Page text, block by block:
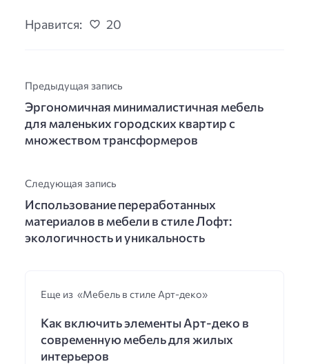
Нравится: 20
Предыдущая запись
Эргономичная минималистичная мебель
для маленьких городских квартир с
множеством трансформеров
Следующая запись
Использование переработанных
материалов в мебели в стиле Лофт:
экологичность и уникальность
Еще из «Мебель в стиле Арт-деко»
Как включить элементы Арт-деко в
современную мебель для жилых
интерьеров